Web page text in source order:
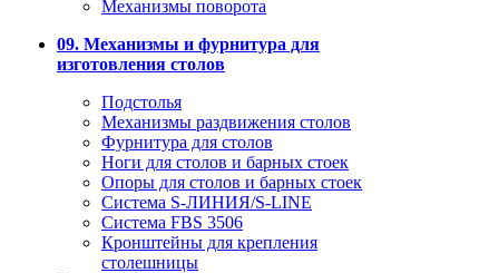
Механизмы поворота
09. Механизмы и фурнитура для
изготовления столов
Подстолья
Механизмы раздвижения столов
Фурнитура для столов
Ноги для столов и барных стоек
Опоры для столов и барных стоек
Система S-ЛИНИЯ/S-LINE
Система FBS 3506
Кронштейны для крепления
столешницы